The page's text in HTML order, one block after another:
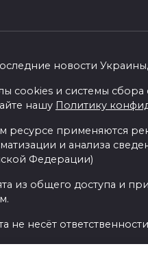
новости
cookies и системы сбора
нашу Политику
применяются
и анализа
Федерации)
из общего доступа и
не несёт